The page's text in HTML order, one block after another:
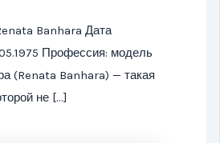
Banhara Дата
Профессия: модель
(Renata Banhara) — такая
не […]